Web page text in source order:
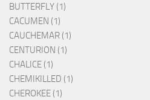
BUTTERFLY (1)
CACUMEN (1)
CAUCHEMAR (1)
CENTURION (1)
CHALICE (1)
CHEMIKILLED (1)
CHEROKEE (1)